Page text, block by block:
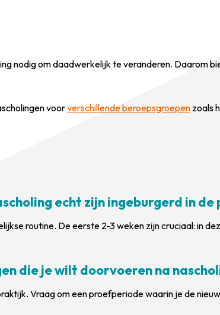
nodig om daadwerkelijk te veranderen. Daarom
voorverschillende beroepsgroepen zoals
echt zijn ingeburgerd in de
routine. De eerste 2-3 weken zijn cruciaal: in
die je wilt doorvoeren na
Vraag om een proefperiode waarin je de